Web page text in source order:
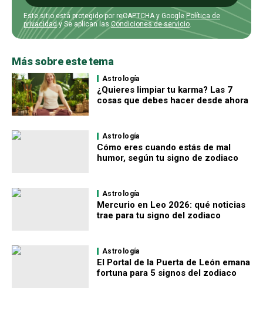
Este sitio está protegido por reCAPTCHA y Google Política de
privacidady Se aplican las Condiciones de servicio.
Más sobre este tema
Astrología
¿Quieres limpiar tu karma? Las 7
cosas que debes hacer desde ahora
Astrología
Cómo eres cuando estás de mal
humor, según tu signo de zodiaco
Astrología
Mercurio en Leo 2026: qué noticias
trae para tu signo del zodiaco
Astrología
El Portal de la Puerta de León emana
fortuna para 5 signos del zodiaco